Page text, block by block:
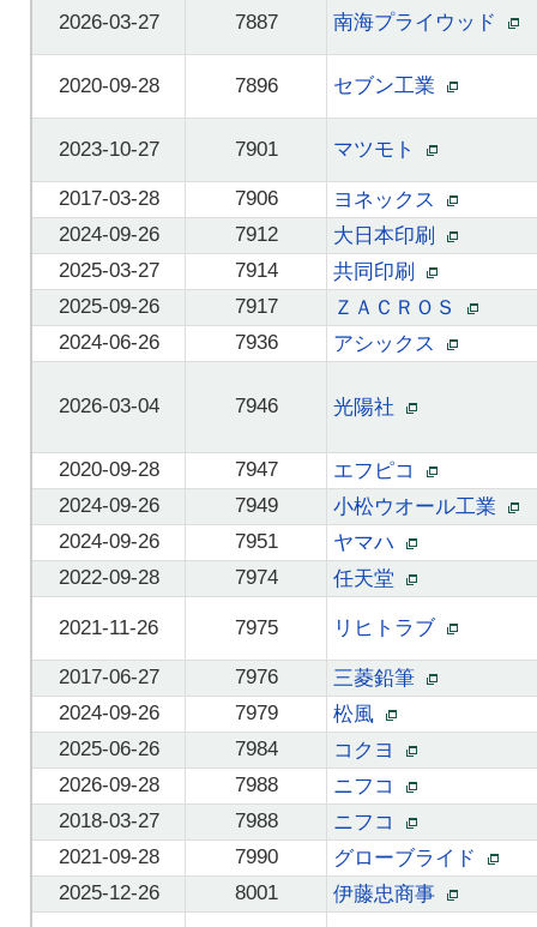
2026-03-27 7887 南海プライウッド
2020-09-28 7896 セブン工業
2023-10-27 7901 マツモト
2017-03-28 7906
ヨネックス
2024-09-26
7912
大日本印刷
2025-03-27
7914
共同印刷
2025-09-26
7917
ＺＡＣＲＯＳ
2024-06-26
7936 アシックス
2026-03-04 7946 光陽社
2020-09-28 7947
エフピコ
2024-09-26
7949
小松ウオール工業
2024-09-26
7951
ヤマハ
2022-09-28
7974 任天堂
2021-11-26 7975 リヒトラブ
2017-06-27 7976
三菱鉛筆
2024-09-26
7979
松風
2025-06-26
7984
コクヨ
2026-09-28
7988
ニフコ
2018-03-27
7988
ニフコ
2021-09-28
7990
グローブライド
2025-12-26
8001 伊藤忠商事